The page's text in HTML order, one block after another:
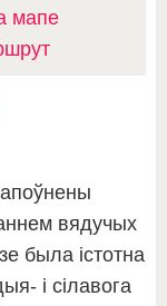
мапе
вядучых
была істотна
і сілавога